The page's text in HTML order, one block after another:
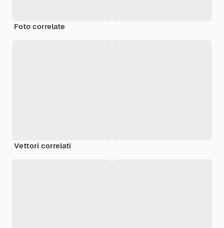
Foto correlate
Vettori correlati